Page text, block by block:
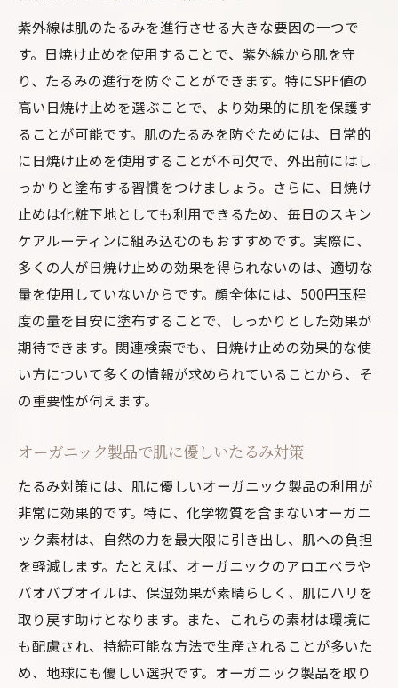
紫外線は肌のたるみを進行させる大きな要因の一つで
す。日焼け止めを使用することで、紫外線から肌を守
り、たるみの進行を防ぐことができます。特にSPF値の
高い日焼け止めを選ぶことで、より効果的に肌を保護す
ることが可能です。肌のたるみを防ぐためには、日常的
に日焼け止めを使用することが不可欠で、外出前にはし
っかりと塗布する習慣をつけましょう。さらに、日焼け
止めは化粧下地としても利用できるため、毎日のスキン
ケアルーティンに組み込むのもおすすめです。実際に、
多くの人が日焼け止めの効果を得られないのは、適切な
量を使用していないからです。顔全体には、500円玉程
度の量を目安に塗布することで、しっかりとした効果が
期待できます。関連検索でも、日焼け止めの効果的な使
い方について多くの情報が求められていることから、そ
の重要性が伺えます。
オーガニック製品で肌に優しいたるみ対策
たるみ対策には、肌に優しいオーガニック製品の利用が
非常に効果的です。特に、化学物質を含まないオーガニ
ック素材は、自然の力を最大限に引き出し、肌への負担
を軽減します。たとえば、オーガニックのアロエベラや
バオバブオイルは、保湿効果が素晴らしく、肌にハリを
取り戻す助けとなります。また、これらの素材は環境に
も配慮され、持続可能な方法で生産されることが多いた
め、地球にも優しい選択です。オーガニック製品を取り